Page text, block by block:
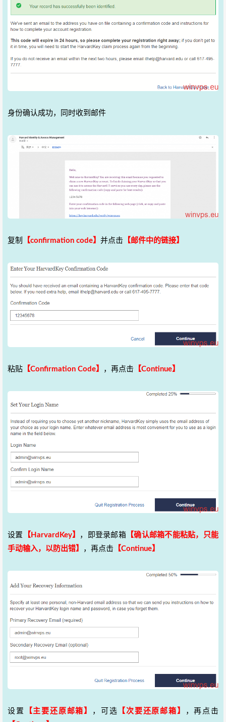
身份确认成功，同时收到邮件
复制 【confirmation code】 并点击 【邮件中的链接】
粘贴 【Confirmation Code】 ，再点击 【Continue】
设置 【HarvardKey】 ，即登录邮箱 【确认邮箱不能粘贴，只能
手动输入，以防出错】
，再点击 【Continue】
设置 【主要还原邮箱】 ，可选 【次要还原邮箱】
，再点击